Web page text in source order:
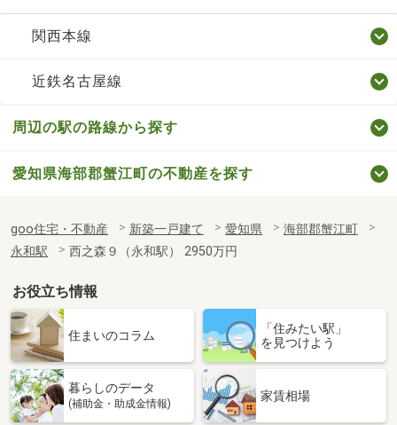
関西本線
近鉄名古屋線
周辺の駅の路線から探す
愛知県海部郡蟹江町の不動産を探す
goo住宅・不動産 新築一戸建て 愛知県
海部郡蟹江町
永和駅
西之森９（永和駅） 2950万円
お役立ち情報
住まいのコラム
「住みたい駅」
を見つけよう
暮らしのデータ
(補助金・助成金情報)
家賃相場